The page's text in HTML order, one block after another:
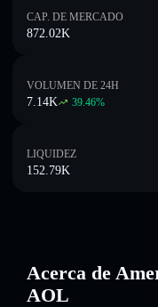
CAP. DE MERCADO
872.02K
VOLUMEN DE 24H
7.14K 39.46%
LIQUIDEZ
152.79K
Acerca de
AOL